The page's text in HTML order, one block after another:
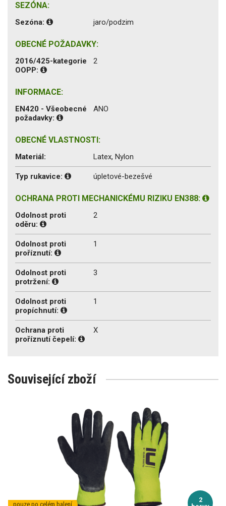
SEZÓNA:
Sezóna: jaro/podzim
OBECNÉ POŽADAVKY:
2016/425-kategorie
OOPP:
2
INFORMACE:
EN420 - Všeobecné
požadavky:
ANO
OBECNÉ VLASTNOSTI:
Materiál: Latex, Nylon
Typ rukavice: úpletové-bezešvé
OCHRANA PROTI MECHANICKÉMU RIZIKU EN388:
Odolnost proti
oděru:
2
Odolnost proti
proříznutí:
1
Odolnost proti
protržení:
3
Odolnost proti
propíchnutí:
1
Ochrana proti
proříznutí čepelí:
X
Související zboží
2
pouze po celém balení